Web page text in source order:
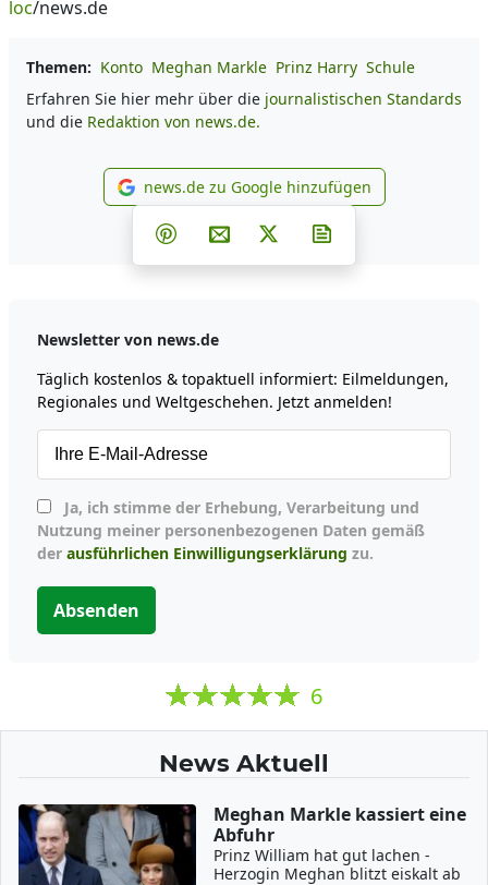
loc/news.de
Themen: Konto Meghan Markle Prinz Harry Schule
Erfahren Sie hier mehr über die journalistischen Standards
und die Redaktion von news.de.
news.de zu Google
news.de zu Google hinzufügen
Teilen auf Facebook
Teilen auf Whatsapp
Teilen auf Telegram
Teilen auf Pinterest
Per E-Mail teilen
Post auf X
Newsletter von news.de
Täglich kostenlos & topaktuell informiert: Eilmeldungen,
Regionales und Weltgeschehen. Jetzt anmelden!
Nutzung meiner personenbezogenen Daten gemäß
der ausführlichen Einwilligungserklärung zu.
Absenden
6
News Aktuell
Meghan Markle kassiert eine
Abfuhr
Prinz William hat gut lachen -
Herzogin Meghan blitzt eiskalt ab